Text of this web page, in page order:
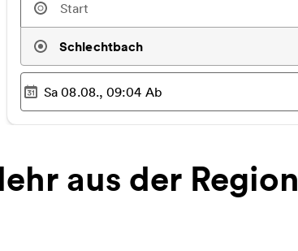
Schlechtbach
Ausgewählter Zeitpunkt
Sa 08.08., 09:04 Ab
aus der Region